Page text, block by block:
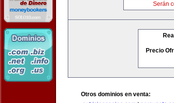
Serán
Precio
Otros dominios en venta: